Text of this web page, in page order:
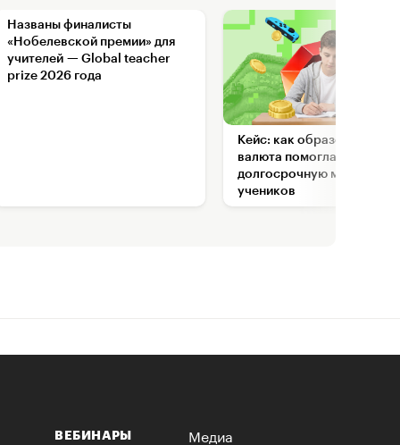
Названы финалисты
«Нобелевской премии» для
учителей — Global teacher
prize 2026 года
Кейс: как
валюта помогла
долгосрочную мотивацию
учеников
ВЕБИНАРЫ Медиа